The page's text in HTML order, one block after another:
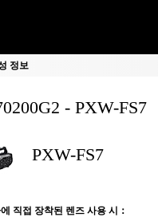
정보
- PXW-
PXW-FS7
직접 장착된 렌즈 사용 시：